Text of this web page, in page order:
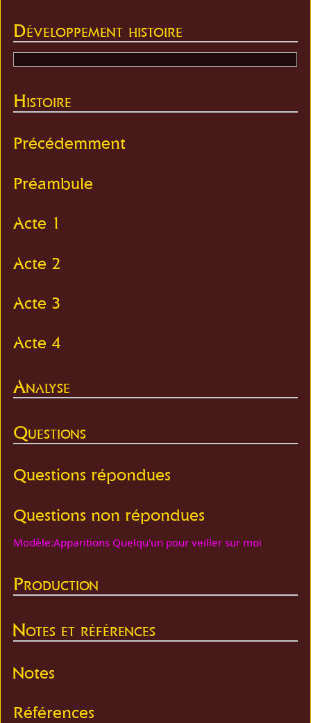
Développement histoire
Histoire
Précédemment
Préambule
Acte 1
Acte 2
Acte 3
Acte 4
Analyse
Questions
Questions répondues
Questions non répondues
Modèle:Apparitions Quelqu'un pour veiller sur moi
Production
Notes et références
Notes
Références